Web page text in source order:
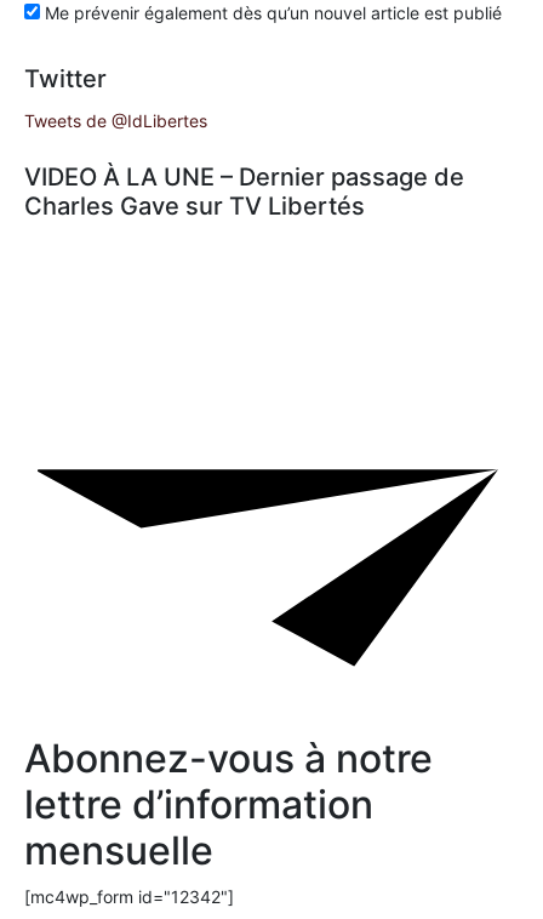
Me prévenir également dès qu’un nouvel article est publié
Twitter
Tweets de @IdLibertes
VIDEO À LA UNE – Dernier passage de
Charles Gave sur TV Libertés
Abonnez-vous à notre
lettre d’information
mensuelle
[mc4wp_form id="12342"]